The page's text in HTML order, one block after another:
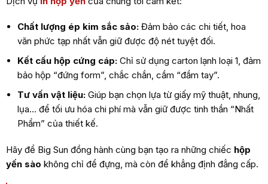
Chất lượng ép kim sắc sảo: Đảm bảo các chi tiết, hoa
văn phức tạp nhất vẫn giữ được độ nét tuyệt đối.
Kết cấu hộp cứng cáp: Chỉ sử dụng carton lạnh loại 1, đảm
bảo hộp “đứng form”, chắc chắn, cầm “đầm tay”.
Tư vấn vật liệu: Giúp bạn chọn lựa từ giấy mỹ thuật, nhung,
lụa… để tối ưu hóa chi phí mà vẫn giữ được tinh thần “Nhất
Phẩm” của thiết kế.
Hãy để Big Sun đồng hành cùng bạn tạo ra những chiếc hộp
yến sào không chỉ để đựng, mà còn để khẳng định đẳng cấp.